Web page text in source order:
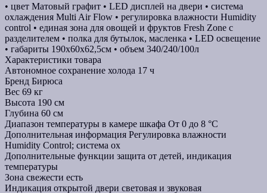
• цвет Матовый графит • LED дисплей на двери • система
охлаждения Multi Air Flow • регулировка влажности Humidity
control • единая зона для овощей и фруктов Fresh Zone с
разделителем • полка для бутылок, масленка • LED освещение
• габариты 190х60х62,5см • объем 340/240/100л
Характеристики товара
Автономное сохранение холода 17 ч
Бренд Бирюса
Вес 69 кг
Высота 190 см
Глубина 60 см
Диапазон температуры в камере шкафа От 0 до 8 °C
Дополнительная информация Регулировка влажности
Humidity Control; система ох
Дополнительные функции защита от детей, индикация
температуры
Зона свежести есть
Индикация открытой двери световая и звуковая